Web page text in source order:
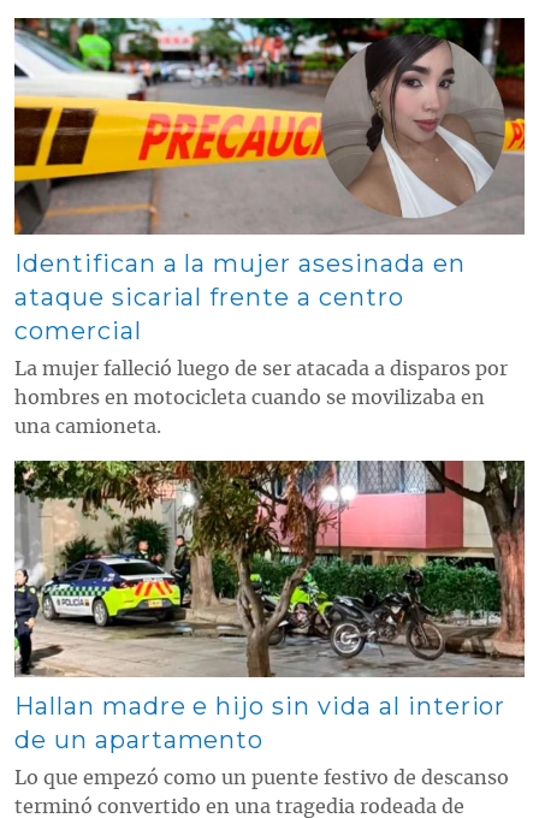
Contenido multimedia principal
Identifican a la mujer asesinada en
ataque sicarial frente a centro
comercial
La mujer falleció luego de ser atacada a disparos por
hombres en motocicleta cuando se movilizaba en
una camioneta.
Contenido multimedia principal
Hallan madre e hijo sin vida al interior
de un apartamento
Lo que empezó como un puente festivo de descanso
terminó convertido en una tragedia rodeada de